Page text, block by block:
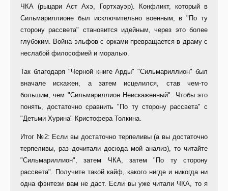
ЧКА (рыцари Аст Ахэ, Гортхауэр). Конфликт, который в
Сильмариллионе был исключительно военным, в "По ту
сторону рассвета" становится идейным, через это более
глубоким. Война эльфов с орками превращается в драму с
неслабой философией и моралью.
Так благодаря "Черной книге Арды" "Сильмариллион" был
вначале искажен, а затем исцелился, став чем-то
большим, чем "Сильмариллион Неискаженный". Чтобы это
понять, достаточно сравнить "По ту сторону рассвета" с
"Детьми Хурина" Кристофера Толкина.
Итог №2: Если вы достаточно терпеливы (а вы достаточно
терпеливы, раз дочитали досюда мой анализ), то читайте
"Сильмариллион", затем ЧКА, затем "По ту сторону
рассвета". Получите такой кайф, какого нигде и никогда ни
одна фэнтези вам не даст. Если вы уже читали ЧКА, то я